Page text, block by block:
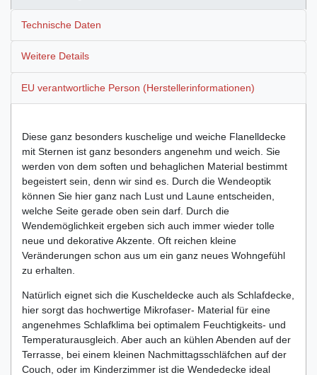
Technische Daten
Weitere Details
EU verantwortliche Person (Herstellerinformationen)
Diese ganz besonders kuschelige und weiche Flanelldecke
mit Sternen ist ganz besonders angenehm und weich. Sie
werden von dem soften und behaglichen Material bestimmt
begeistert sein, denn wir sind es. Durch die Wendeoptik
können Sie hier ganz nach Lust und Laune entscheiden,
welche Seite gerade oben sein darf. Durch die
Wendemöglichkeit ergeben sich auch immer wieder tolle
neue und dekorative Akzente. Oft reichen kleine
Veränderungen schon aus um ein ganz neues Wohngefühl
zu erhalten.
Natürlich eignet sich die Kuscheldecke auch als Schlafdecke,
hier sorgt das hochwertige Mikrofaser- Material für eine
angenehmes Schlafklima bei optimalem Feuchtigkeits- und
Temperaturausgleich. Aber auch an kühlen Abenden auf der
Terrasse, bei einem kleinen Nachmittagsschläfchen auf der
Couch, oder im Kinderzimmer ist die Wendedecke ideal